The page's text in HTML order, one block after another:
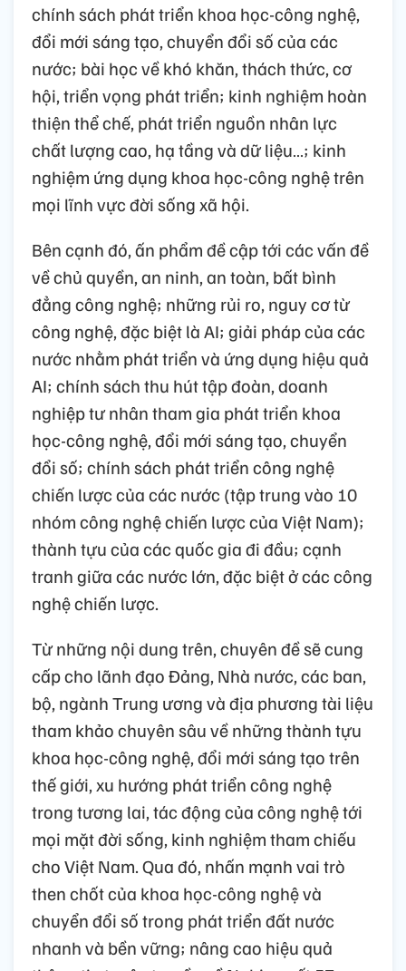
chính sách phát triển khoa học-công nghệ,
đổi mới sáng tạo, chuyển đổi số của các
nước; bài học về khó khăn, thách thức, cơ
hội, triển vọng phát triển; kinh nghiệm hoàn
thiện thể chế, phát triển nguồn nhân lực
chất lượng cao, hạ tầng và dữ liệu…; kinh
nghiệm ứng dụng khoa học-công nghệ trên
mọi lĩnh vực đời sống xã hội.
Bên cạnh đó, ấn phẩm đề cập tới các vấn đề
về chủ quyền, an ninh, an toàn, bất bình
đẳng công nghệ; những rủi ro, nguy cơ từ
công nghệ, đặc biệt là AI; giải pháp của các
nước nhằm phát triển và ứng dụng hiệu quả
AI; chính sách thu hút tập đoàn, doanh
nghiệp tư nhân tham gia phát triển khoa
học-công nghệ, đổi mới sáng tạo, chuyển
đổi số; chính sách phát triển công nghệ
chiến lược của các nước (tập trung vào 10
nhóm công nghệ chiến lược của Việt Nam);
thành tựu của các quốc gia đi đầu; cạnh
tranh giữa các nước lớn, đặc biệt ở các công
nghệ chiến lược.
Từ những nội dung trên, chuyên đề sẽ cung
cấp cho lãnh đạo Đảng, Nhà nước, các ban,
bộ, ngành Trung ương và địa phương tài liệu
tham khảo chuyên sâu về những thành tựu
khoa học-công nghệ, đổi mới sáng tạo trên
thế giới, xu hướng phát triển công nghệ
trong tương lai, tác động của công nghệ tới
mọi mặt đời sống, kinh nghiệm tham chiếu
cho Việt Nam. Qua đó, nhấn mạnh vai trò
then chốt của khoa học-công nghệ và
chuyển đổi số trong phát triển đất nước
nhanh và bền vững; nâng cao hiệu quả